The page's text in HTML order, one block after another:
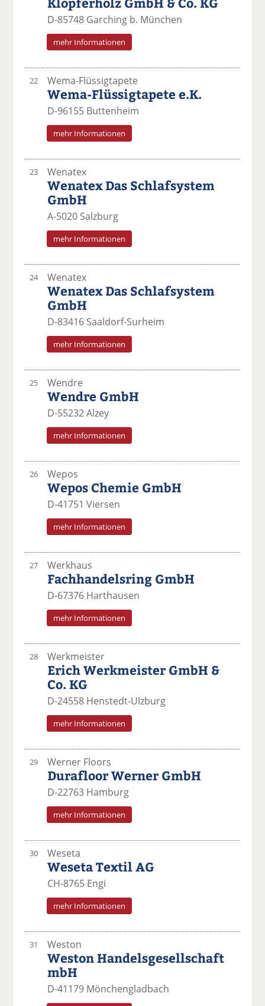
D-85748 Garching b. München
mehr Informationen
22 Wema-Flüssigtapete
Wema-Flüssigtapete e.K.
D-96155 Buttenheim
mehr Informationen
23 Wenatex
Wenatex Das Schlafsystem
GmbH
A-5020 Salzburg
mehr Informationen
24 Wenatex
Wenatex Das Schlafsystem
GmbH
D-83416 Saaldorf-Surheim
mehr Informationen
25 Wendre
Wendre GmbH
D-55232 Alzey
mehr Informationen
26 Wepos
Wepos Chemie GmbH
D-41751 Viersen
mehr Informationen
27 Werkhaus
Fachhandelsring GmbH
D-67376 Harthausen
mehr Informationen
28 Werkmeister
Erich Werkmeister GmbH &
Co. KG
D-24558 Henstedt-Ulzburg
mehr Informationen
29 Werner Floors
Durafloor Werner GmbH
D-22763 Hamburg
mehr Informationen
30 Weseta
Weseta Textil AG
CH-8765 Engi
mehr Informationen
31 Weston
Weston Handelsgesellschaft
mbH
D-41179 Mönchengladbach